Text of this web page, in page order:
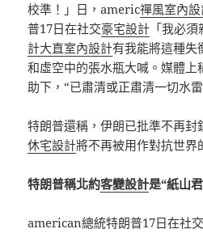
校準！」日，americ禪風室內
普17日在社交豪宅設計 「我必
計大直室內設計有我能將這種失
和虛空中的張水瓶大喊。媒體
助下，“已肅清或正肅清一切水雷
特朗普還稱，伊朗已批準不再封
休宅設計將不再被用作對抗世界
特朗普稱北約客變設計是“紙山
american總統特朗普17日在社